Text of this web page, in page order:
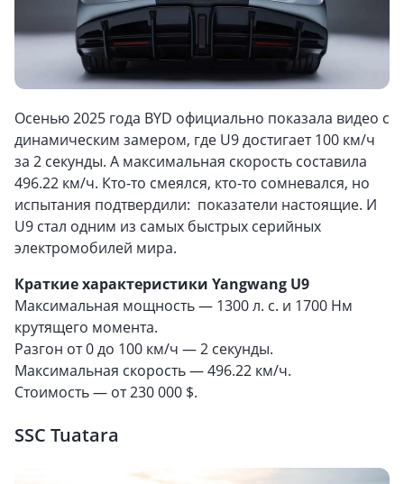
Осенью 2025 года BYD официально показала видео с
динамическим замером, где U9 достигает 100 км/ч
за 2 секунды. А максимальная скорость составила
496.22 км/ч. Кто-то смеялся, кто-то сомневался, но
испытания подтвердили: показатели настоящие. И
U9 стал одним из самых быстрых серийных
электромобилей мира.
Краткие характеристики Yangwang U9
Максимальная мощность — 1300 л. с. и 1700 Нм
крутящего момента.
Разгон от 0 до 100 км/ч — 2 секунды.
Максимальная скорость — 496.22 км/ч.
Стоимость — от 230 000 $.
SSC Tuatara